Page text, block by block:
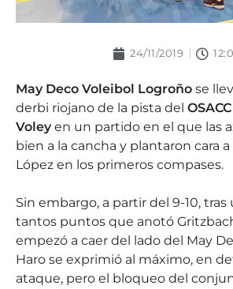
24/11/2019
May Deco Voleibol Logroño se
derbi riojano de la pista del
Voleyen un partido en el que las
bien a la cancha y plantaron cara
López en los primeros compases.
Sin embargo, a partir del 9-10, tras
tantos puntos que anotó
empezó a caer del lado del May
Haro se exprimió al máximo, en
ataque, pero el bloqueo del